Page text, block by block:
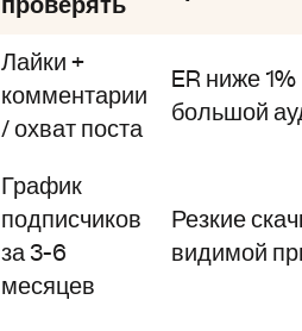
проверять
Лайки +
комментарии
/ охват поста
ER ниже
большой
График
подписчиков
за 3-6
месяцев
Резкие
видимой